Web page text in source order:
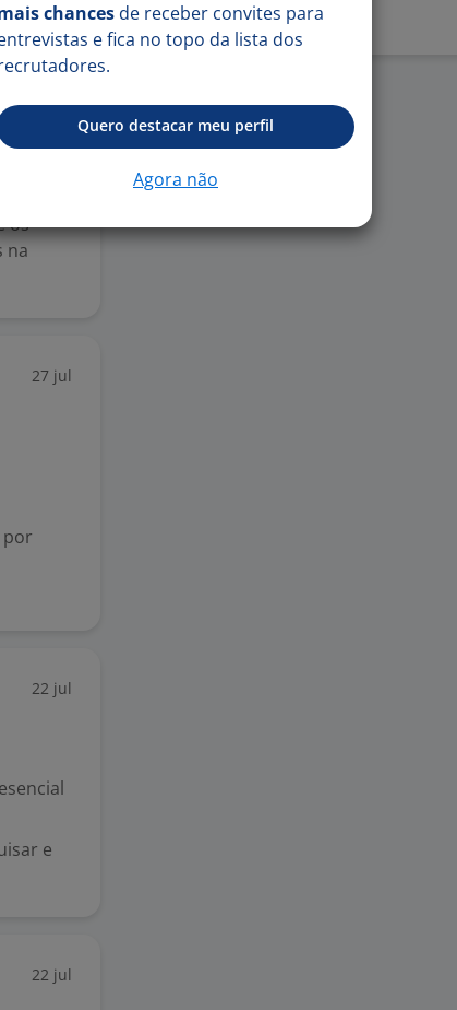
28 jul
os
na
27 jul
por
22 jul
e
22 jul
chances de receber convites para
e fica no topo da lista dos
Quero destacar meu perfil
Agora não